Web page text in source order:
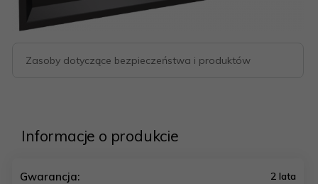
Zasoby dotyczące bezpieczeństwa i produktów
Informacje o produkcie
Gwarancja: 2 lata